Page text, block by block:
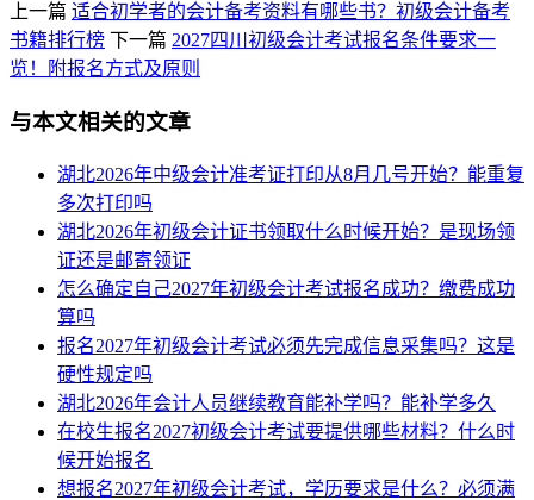
上一篇 适合初学者的会计备考资料有哪些书？初级会计备考
书籍排行榜
下一篇 2027四川初级会计考试报名条件要求一
览！附报名方式及原则
与本文相关的文章
湖北2026年中级会计准考证打印从8月几号开始？能重复
多次打印吗
湖北2026年初级会计证书领取什么时候开始？是现场领
证还是邮寄领证
怎么确定自己2027年初级会计考试报名成功？缴费成功
算吗
报名2027年初级会计考试必须先完成信息采集吗？这是
硬性规定吗
湖北2026年会计人员继续教育能补学吗？能补学多久
在校生报名2027初级会计考试要提供哪些材料？什么时
候开始报名
想报名2027年初级会计考试，学历要求是什么？必须满